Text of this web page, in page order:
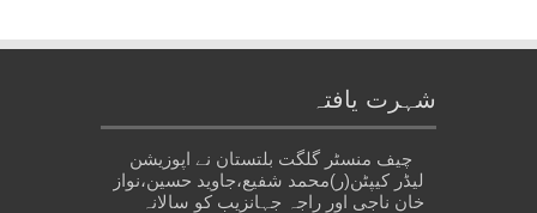
شہرت یافتہ
چیف منسٹر گلگت بلتستان نے اپوزیشن
لیڈر کیپٹن(ر)محمد شفیع،جاوید حسین،نواز
خان ناجی اور راجہ جہانزیب کو سالانہ